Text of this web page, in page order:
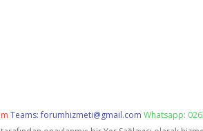
Teams:forumhizmeti@gmail.com Whatsapp: